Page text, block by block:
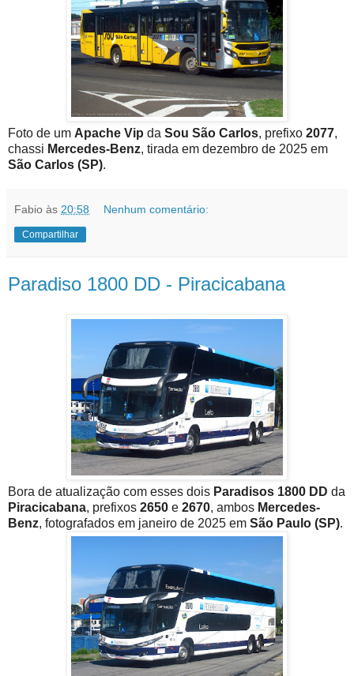
Foto de um Apache Vip da Sou São Carlos, prefixo 2077,
chassi Mercedes-Benz, tirada em dezembro de 2025 em
São Carlos (SP).
Fabio às 20:58 Nenhum comentário:
Compartilhar
Paradiso 1800 DD - Piracicabana
Bora de atualização com esses dois Paradisos 1800 DD da
Piracicabana, prefixos 2650 e 2670, ambos Mercedes-
Benz, fotografados em janeiro de 2025 em São Paulo (SP).